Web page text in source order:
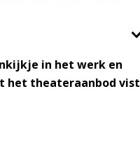
in het werk en
het theateraanbod vist